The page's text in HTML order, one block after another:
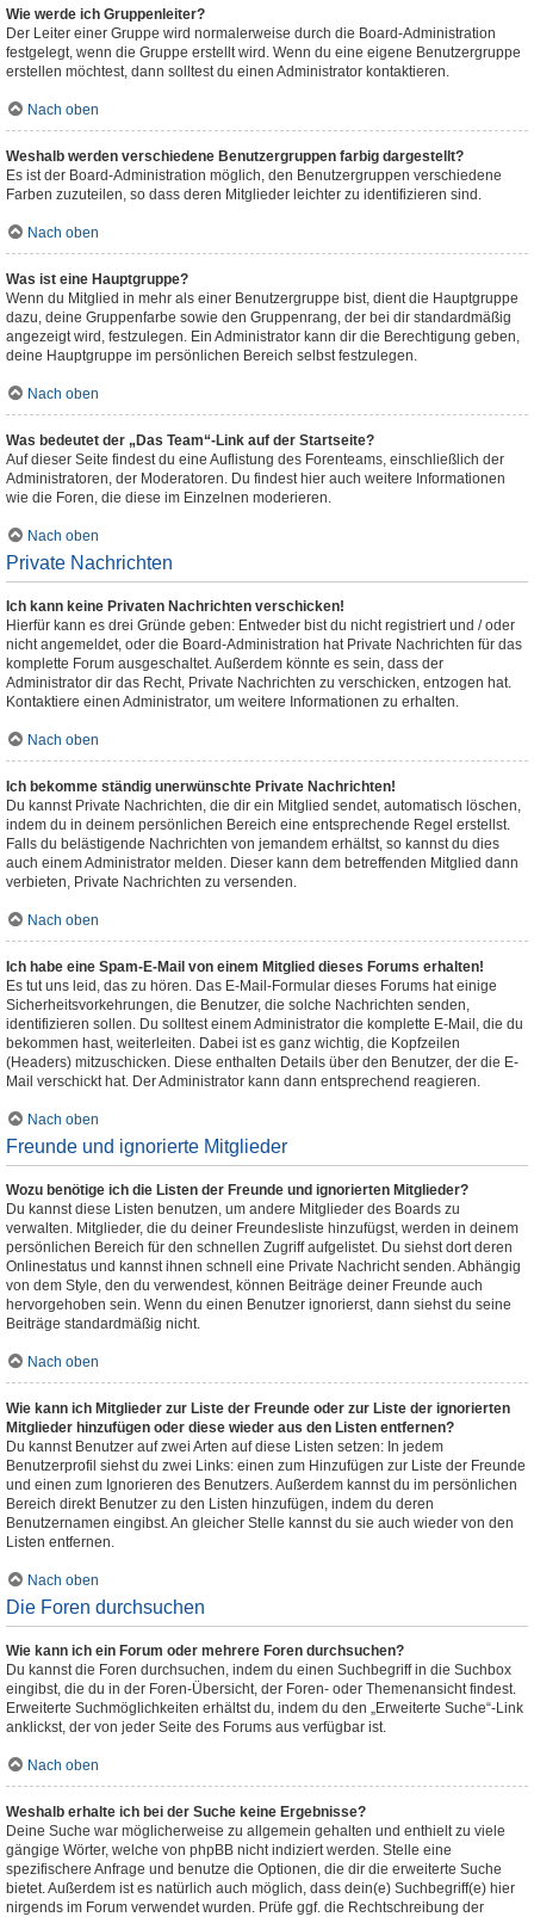
Wie werde ich Gruppenleiter?
Der Leiter einer Gruppe wird normalerweise durch die Board-Administration
festgelegt, wenn die Gruppe erstellt wird. Wenn du eine eigene Benutzergruppe
erstellen möchtest, dann solltest du einen Administrator kontaktieren.
Nach oben
Weshalb werden verschiedene Benutzergruppen farbig dargestellt?
Es ist der Board-Administration möglich, den Benutzergruppen verschiedene
Farben zuzuteilen, so dass deren Mitglieder leichter zu identifizieren sind.
Nach oben
Was ist eine Hauptgruppe?
Wenn du Mitglied in mehr als einer Benutzergruppe bist, dient die Hauptgruppe
dazu, deine Gruppenfarbe sowie den Gruppenrang, der bei dir standardmäßig
angezeigt wird, festzulegen. Ein Administrator kann dir die Berechtigung geben,
deine Hauptgruppe im persönlichen Bereich selbst festzulegen.
Nach oben
Was bedeutet der „Das Team“-Link auf der Startseite?
Auf dieser Seite findest du eine Auflistung des Forenteams, einschließlich der
Administratoren, der Moderatoren. Du findest hier auch weitere Informationen
wie die Foren, die diese im Einzelnen moderieren.
Nach oben
Private Nachrichten
Ich kann keine Privaten Nachrichten verschicken!
Hierfür kann es drei Gründe geben: Entweder bist du nicht registriert und / oder
nicht angemeldet, oder die Board-Administration hat Private Nachrichten für das
komplette Forum ausgeschaltet. Außerdem könnte es sein, dass der
Administrator dir das Recht, Private Nachrichten zu verschicken, entzogen hat.
Kontaktiere einen Administrator, um weitere Informationen zu erhalten.
Nach oben
Ich bekomme ständig unerwünschte Private Nachrichten!
Du kannst Private Nachrichten, die dir ein Mitglied sendet, automatisch löschen,
indem du in deinem persönlichen Bereich eine entsprechende Regel erstellst.
Falls du belästigende Nachrichten von jemandem erhältst, so kannst du dies
auch einem Administrator melden. Dieser kann dem betreffenden Mitglied dann
verbieten, Private Nachrichten zu versenden.
Nach oben
Ich habe eine Spam-E-Mail von einem Mitglied dieses Forums erhalten!
Es tut uns leid, das zu hören. Das E-Mail-Formular dieses Forums hat einige
Sicherheitsvorkehrungen, die Benutzer, die solche Nachrichten senden,
identifizieren sollen. Du solltest einem Administrator die komplette E-Mail, die du
bekommen hast, weiterleiten. Dabei ist es ganz wichtig, die Kopfzeilen
(Headers) mitzuschicken. Diese enthalten Details über den Benutzer, der die E-
Mail verschickt hat. Der Administrator kann dann entsprechend reagieren.
Nach oben
Freunde und ignorierte Mitglieder
Wozu benötige ich die Listen der Freunde und ignorierten Mitglieder?
Du kannst diese Listen benutzen, um andere Mitglieder des Boards zu
verwalten. Mitglieder, die du deiner Freundesliste hinzufügst, werden in deinem
persönlichen Bereich für den schnellen Zugriff aufgelistet. Du siehst dort deren
Onlinestatus und kannst ihnen schnell eine Private Nachricht senden. Abhängig
von dem Style, den du verwendest, können Beiträge deiner Freunde auch
hervorgehoben sein. Wenn du einen Benutzer ignorierst, dann siehst du seine
Beiträge standardmäßig nicht.
Nach oben
Wie kann ich Mitglieder zur Liste der Freunde oder zur Liste der ignorierten
Mitglieder hinzufügen oder diese wieder aus den Listen entfernen?
Du kannst Benutzer auf zwei Arten auf diese Listen setzen: In jedem
Benutzerprofil siehst du zwei Links: einen zum Hinzufügen zur Liste der Freunde
und einen zum Ignorieren des Benutzers. Außerdem kannst du im persönlichen
Bereich direkt Benutzer zu den Listen hinzufügen, indem du deren
Benutzernamen eingibst. An gleicher Stelle kannst du sie auch wieder von den
Listen entfernen.
Nach oben
Die Foren durchsuchen
Wie kann ich ein Forum oder mehrere Foren durchsuchen?
Du kannst die Foren durchsuchen, indem du einen Suchbegriff in die Suchbox
eingibst, die du in der Foren-Übersicht, der Foren- oder Themenansicht findest.
Erweiterte Suchmöglichkeiten erhältst du, indem du den „Erweiterte Suche“-Link
anklickst, der von jeder Seite des Forums aus verfügbar ist.
Nach oben
Weshalb erhalte ich bei der Suche keine Ergebnisse?
Deine Suche war möglicherweise zu allgemein gehalten und enthielt zu viele
gängige Wörter, welche von phpBB nicht indiziert werden. Stelle eine
spezifischere Anfrage und benutze die Optionen, die dir die erweiterte Suche
bietet. Außerdem ist es natürlich auch möglich, dass dein(e) Suchbegriff(e) hier
nirgends im Forum verwendet wurden. Prüfe ggf. die Rechtschreibung der